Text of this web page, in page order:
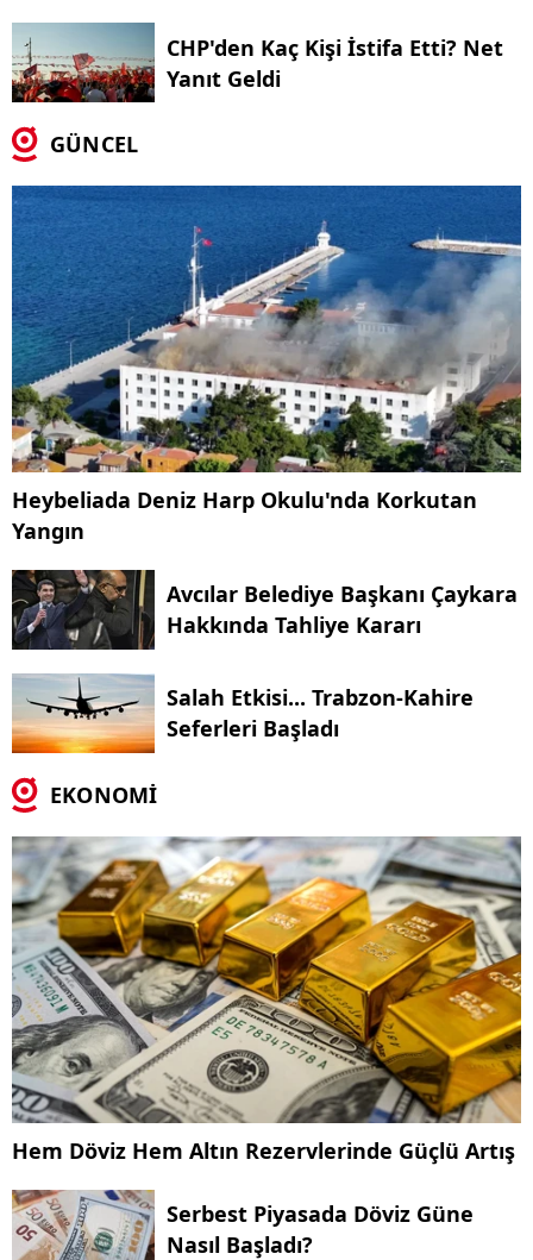
CHP'den Kaç Kişi İstifa Etti? Net
Yanıt Geldi
GÜNCEL
Heybeliada Deniz Harp Okulu'nda Korkutan
Yangın
Avcılar Belediye Başkanı Çaykara
Hakkında Tahliye Kararı
Salah Etkisi... Trabzon-Kahire
Seferleri Başladı
EKONOMİ
Hem Döviz Hem Altın Rezervlerinde Güçlü Artış
Serbest Piyasada Döviz Güne
Nasıl Başladı?